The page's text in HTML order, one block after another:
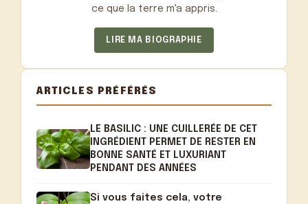
ce que la terre m'a appris.
LIRE MA BIOGRAPHIE
ARTICLES PRÉFÉRÉS
LE BASILIC : UNE CUILLERÉE DE CET
INGRÉDIENT PERMET DE RESTER EN
BONNE SANTÉ ET LUXURIANT
PENDANT DES ANNÉES
Si vous faites cela, votre